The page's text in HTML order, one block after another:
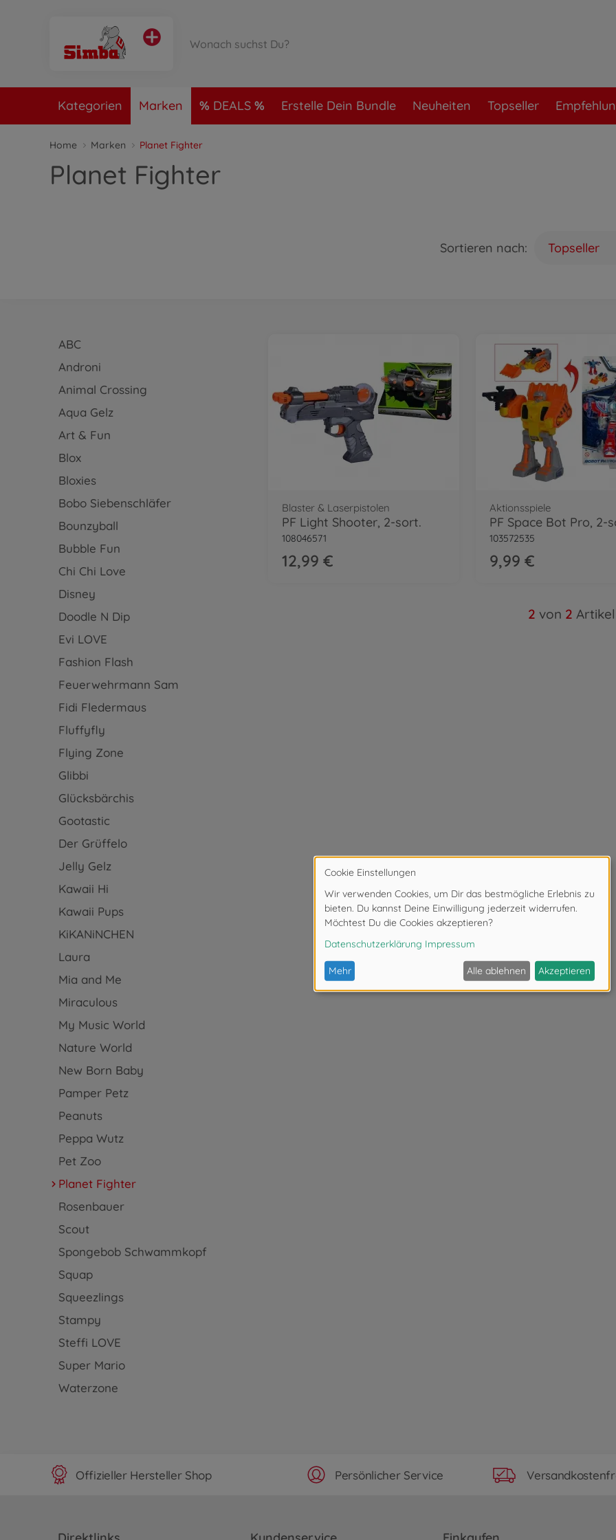
Kategorien Marken DEALS Erstelle Dein Bundle Neuheiten Topseller
Home Marken Planet Fighter
Planet Fighter
Sortieren nach: Topseller
ABC
Androni
Animal Crossing
Aqua Gelz
Art & Fun
Blox
Bloxies
Bobo Siebenschläfer
Bounzyball
Bubble Fun
Chi Chi Love
Disney
Doodle N Dip
Evi LOVE
Fashion Flash
Feuerwehrmann Sam
Fidi Fledermaus
Fluffyfly
Flying Zone
Glibbi
Glücksbärchis
Gootastic
Der Grüffelo
Jelly Gelz
Kawaii Hi
Kawaii Pups
KiKANiNCHEN
Laura
Mia and Me
Miraculous
My Music World
Nature World
New Born Baby
Pamper Petz
Peanuts
Peppa Wutz
Pet Zoo
Planet Fighter
Rosenbauer
Scout
Spongebob Schwammkopf
Squap
Squeezlings
Stampy
Steffi LOVE
Super Mario
Waterzone
Blaster & Laserpistolen
PF Light Shooter, 2-sort.
108046571
12,99 €
Aktionsspiele
PF Space Bot Pro, 2-
103572535
9,99 €
2 von 2 Artikel
Offizieller Hersteller Shop Persönlicher Service